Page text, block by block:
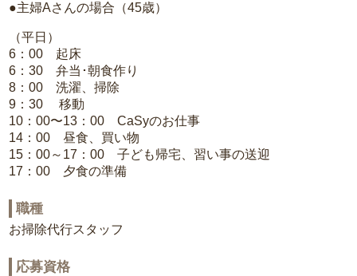
●主婦Aさんの場合（45歳）
（平日）
6：00 起床
6：30 弁当･朝食作り
8：00 洗濯、掃除
9：30 移動
10：00〜13：00 CaSyのお仕事
14：00 昼食、買い物
15：00～17：00 子ども帰宅、習い事の送迎
17：00 夕食の準備
職種
お掃除代行スタッフ
応募資格